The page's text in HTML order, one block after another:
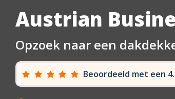
Austrian
Opzoek naar een
Beoordeeld met een